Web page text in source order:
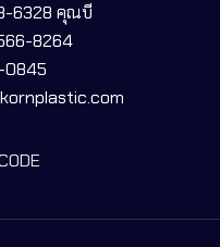
6328 คุณบี
8264
0845